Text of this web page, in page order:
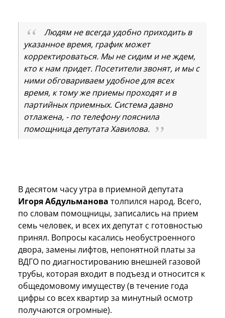
Людям не всегда удобно приходить в
указанное время, график может
корректироваться. Мы не сидим и не ждем,
кто к нам придет. Посетители звонят, и мы с
ними обговариваем удобное для всех
время, к тому же приемы проходят и в
партийных приемных. Система давно
отлажена, - по телефону пояснила
помощница депутата Хавилова.
В десятом часу утра в приемной депутата
Игоря Абдульманова толпился народ. Всего,
по словам помощницы, записались на прием
семь человек, и всех их депутат с готовностью
принял. Вопросы касались необустроенного
двора, замены лифтов, непонятной платы за
ВДГО по диагностированию внешней газовой
трубы, которая входит в подъезд и относится к
общедомовому имуществу (в течение года
цифры со всех квартир за минутный осмотр
получаются огромные).